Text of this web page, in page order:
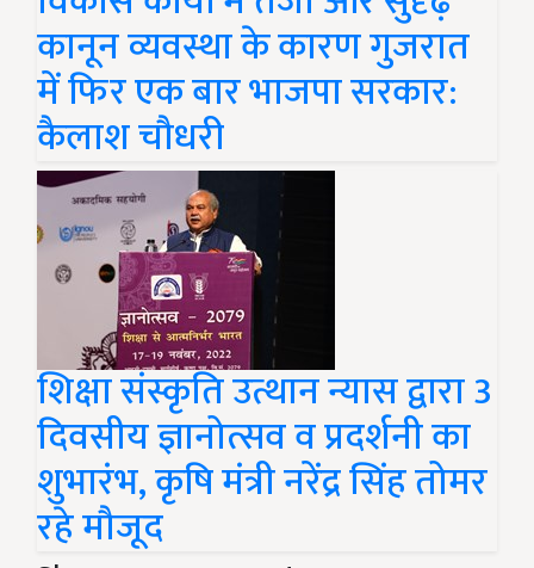
कानून व्यवस्था के कारण गुजरात
में फिर एक बार भाजपा सरकार:
कैलाश चौधरी
शिक्षा संस्कृति उत्थान न्यास द्वारा 3
दिवसीय ज्ञानोत्सव व प्रदर्शनी का
शुभारंभ, कृषि मंत्री नरेंद्र सिंह तोमर
रहे मौजूद